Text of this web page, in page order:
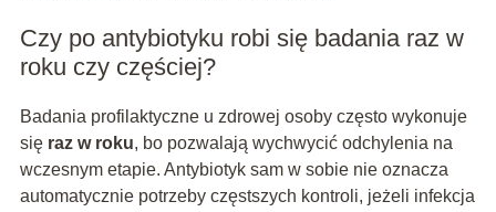
Czy po antybiotyku robi się badania raz w
roku czy częściej?
Badania profilaktyczne u zdrowej osoby często wykonuje
się raz w roku, bo pozwalają wychwycić odchylenia na
wczesnym etapie. Antybiotyk sam w sobie nie oznacza
automatycznie potrzeby częstszych kontroli, jeżeli infekcja